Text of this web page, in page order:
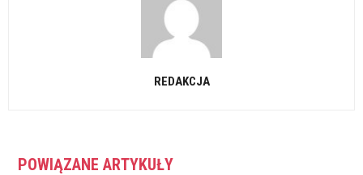
REDAKCJA
POWIĄZANE ARTYKUŁY